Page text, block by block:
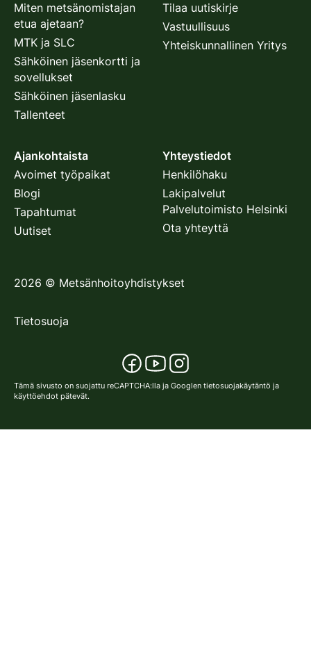
Miten metsänomistajan
etua ajetaan?
MTK ja SLC
Sähköinen jäsenkortti ja
sovellukset
Sähköinen jäsenlasku
Tallenteet
Tilaa uutiskirje
Vastuullisuus
Yhteiskunnallinen Yritys
Ajankohtaista
Avoimet työpaikat
Blogi
Tapahtumat
Uutiset
Yhteystiedot
Henkilöhaku
Lakipalvelut
Palvelutoimisto Helsinki
Ota yhteyttä
2026 © Metsänhoitoyhdistykset
Tietosuoja
Tämä sivusto on suojattu reCAPTCHA:lla ja Googlen tietosuojakäytäntö ja
käyttöehdot pätevät.